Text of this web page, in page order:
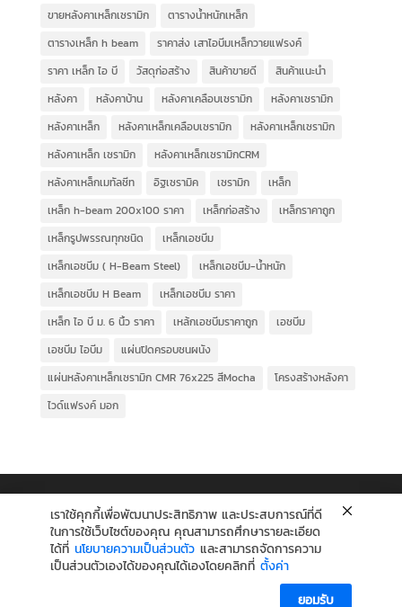
ขายหลังคาเหล็กเซรามิก
ตารางน้ำหนักเหล็ก
ตารางเหล็ก h beam
ราคาส่ง เสาไอบีมเหล็กวายแฟรงค์
ราคา เหล็ก ไอ บี
วัสดุก่อสร้าง สินค้าขายดี
สินค้าแนะนำ
หลังคา
หลังคาบ้าน หลังคาเคลือบเซรามิก
หลังคาเซรามิก
หลังคาเหล็ก
หลังคาเหล็กเคลือบเซรามิก
หลังคาเหล็กเซรามิก
หลังคาเหล็ก เซรามิก
หลังคาเหล็กเซรามิกCRM
หลังคาเหล็กเมทัลชีท
อิฐเซรามิค เซรามิก
เหล็ก
เหล็ก h-beam 200x100 ราคา
เหล็กก่อสร้าง
เหล็กราคาถูก
เหล็กรูปพรรณทุกชนิด
เหล็กเอชบีม
เหล็กเอชบีม ( H-Beam Steel)
เหล็กเอชบีม-น้ำหนัก
เหล็กเอชบีม H Beam
เหล็กเอชบีม ราคา
เหล็ก ไอ บี ม. 6 นิ้ว ราคา
เหล้กเอชบีมราคาถูก
เอชบีม
เอชบีม ไอบีม
แผ่นปิดครอบชนผนัง
แผ่นหลังคาเหล็กเซรามิก CMR 76x225 สีMocha
โครงสร้างหลังคา
ไวด์แฟรงค์ มอก
เราใช้คุกกี้เพื่อพัฒนาประสิทธิภาพ และประสบการณ์ที่ดี
ในการใช้เว็บไซต์ของคุณ คุณสามารถศึกษารายละเอียด
ได้ที่ นโยบายความเป็นส่วนตัว และสามารถจัดการความ
เป็นส่วนตัวเองได้ของคุณได้เองโดยคลิกที่ ตั้งค่า
ยอมรับ